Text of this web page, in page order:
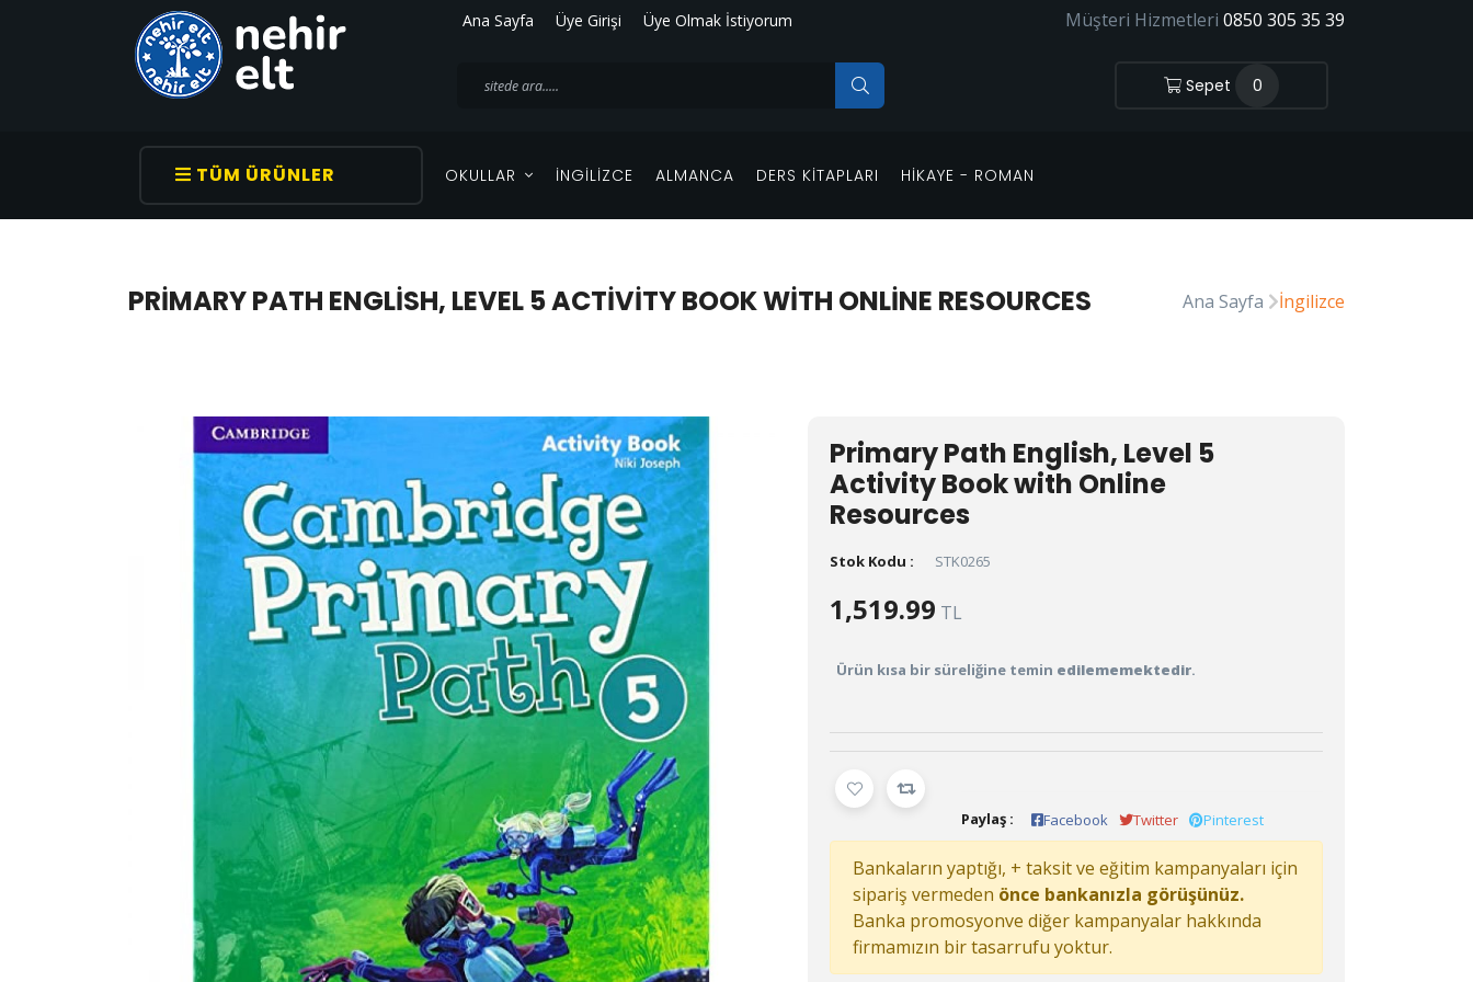
Ana Sayfa Üye Girişi Üye Olmak İstiyorum Müşteri Hizmetleri 0850 305 35 39
Sepet 0
TÜM ÜRÜNLER OKULLAR İNGILIZCE ALMANCA DERS KITAPLARI HIKAYE - ROMAN
PRIMARY PATH ENGLISH, LEVEL 5 ACTIVITY BOOK WITH ONLINE RESOURCES Ana Sayfa İngilizce
Primary Path English, Level 5
Activity Book with Online
Resources
Stok Kodu : STK0265
1,519.99 TL
Ürün kısa bir süreliğine temin edilememektedir.
Paylaş : Facebook Twitter Pinterest
Bankaların yaptığı, + taksit ve eğitim kampanyaları için
sipariş vermeden önce bankanızla görüşünüz.
Banka promosyonve diğer kampanyalar hakkında
firmamızın bir tasarrufu yoktur.